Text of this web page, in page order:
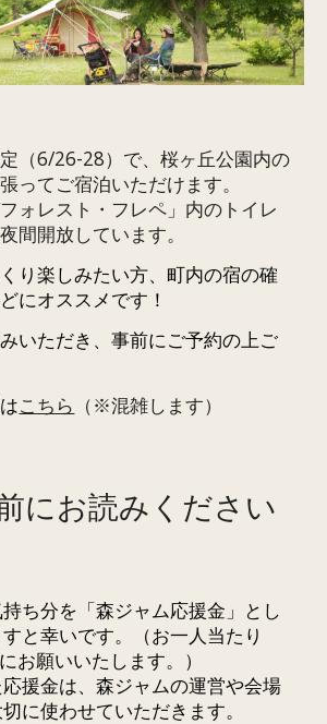
（6/26-28）で、桜ヶ丘公園内の
ってご宿泊いただけます。
ォレスト・フレペ」内のトイレ
間開放しています。
り楽しみたい方、町内の宿の確
にオススメです！
いただき、事前にご予約の上ご
こちら （※混雑します）
にお読みください
ち分を「森ジャム応援金」とし
と幸いです。（お一人当たり
お願いいたします。）
援金は、森ジャムの運営や会場
に使わせていただきます。